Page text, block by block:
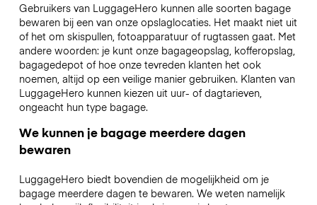
Gebruikers van LuggageHero kunnen alle soorten bagage
bewaren bij een van onze opslaglocaties. Het maakt niet uit
of het om skispullen, fotoapparatuur of rugtassen gaat. Met
andere woorden: je kunt onze bagageopslag, kofferopslag,
bagagedepot of hoe onze tevreden klanten het ook
noemen, altijd op een veilige manier gebruiken. Klanten van
LuggageHero kunnen kiezen uit uur- of dagtarieven,
ongeacht hun type bagage.
We kunnen je bagage meerdere dagen
bewaren
LuggageHero biedt bovendien de mogelijkheid om je
bagage meerdere dagen te bewaren. We weten namelijk